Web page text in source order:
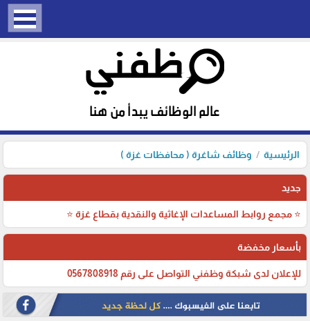
الرئيسية وظائف شاغرة ( محافظات غزة )
جديد
⭐ مجمع روابط المساعدات الإغاثية والنقدية بقطاع غزة ⭐
بأسعار مخفضة
للإعلان لدى شبكة وظفني التواصل على رقم 0567808918